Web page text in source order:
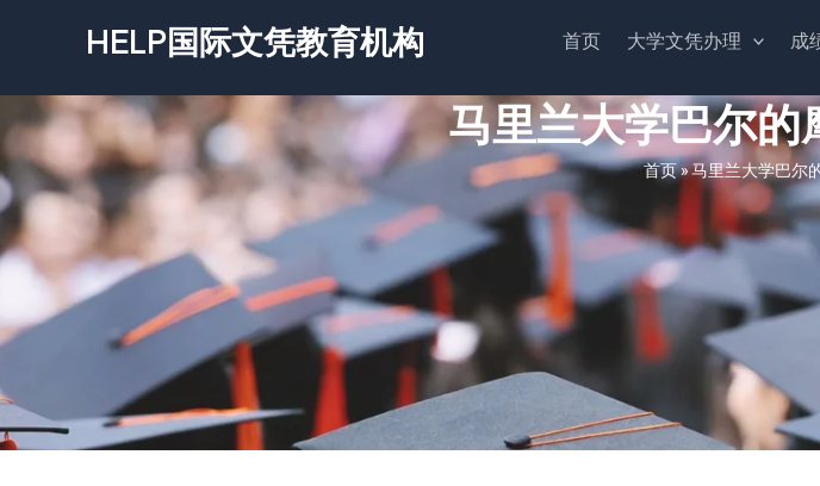
容
HELP国际文凭教育机构 首页 大学文凭办理 成
马里兰大学巴尔的
首页»马里兰大学巴尔